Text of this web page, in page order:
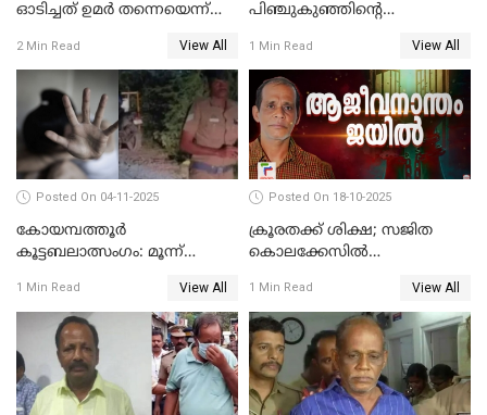
ഓടിച്ചത് ഉമര്‍ തന്നെയെന്ന്
പരിശോധനാഫലം
2 Min Read View All
പിഞ്ചുകുഞ്ഞിന്റെ
അറസ്റ്റില്‍
1 Min Read View All
Posted On 04-11-2025
കോയമ്പത്തൂർ
കൂട്ടബലാത്സംഗം: മൂന്ന്
1 Min Read View All
Posted On 18-10-2025
ക്രൂരതക്ക് ശിക്ഷ; സജിത
കൊലക്കേസില്‍
ഇരട്ടജീവപര്യന്തം
1 Min Read View All